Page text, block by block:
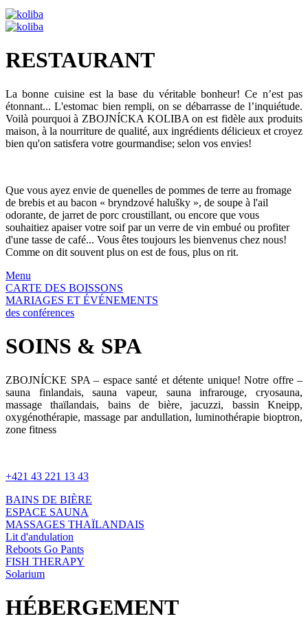
RESTAURANT
La bonne cuisine est la base du véritable bonheur! Ce n’est pas
étonnant... L'estomac bien rempli, on se débarrasse de l’inquiétude.
Voilà pourquoi à ZBOJNÍCKA KOLIBA on est fidèle aux produits
maison, à la nourriture de qualité, aux ingrédients délicieux et croyez
bien qu'on satisfera votre gourmandise; selon vos envies!
Que vous ayez envie de quenelles de pommes de terre au fromage
de brebis et au bacon « bryndzové halušky », de soupe à l'ail
odorante, de jarret de porc croustillant, ou encore que vous
souhaitiez apaiser votre soif par un verre de vin embué ou profiter
d'une tasse de café... Vous êtes toujours les bienvenus chez nous!
Comme on dit souvent plus on est de fous, plus on rit.
Menu
CARTE DES BOISSONS
MARIAGES ET ÉVÉNEMENTS
des conférences
SOINS & SPA
ZBOJNÍCKE SPA – espace santé et détente unique! Notre offre –
sauna finlandais, sauna vapeur, sauna infrarouge, cryosauna,
massage thaïlandais, bains de bière, jacuzzi, bassin Kneipp,
oxygénothérapie, massage par andullation, luminothérapie bioptron,
zone fitness
+421 43 221 13 43
BAINS DE BIÈRE
ESPACE SAUNA
MASSAGES THAÏLANDAIS
Lit d'andulation
Reboots Go Pants
FISH THERAPY
Solarium
HÉBERGEMENT